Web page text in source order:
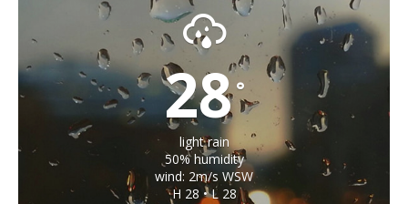
28°
light rain
50% humidity
wind: 2m/s WSW
H 28 • L 28